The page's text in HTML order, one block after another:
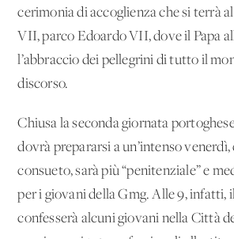
cerimonia di accoglienza che si terrà
VII, parco Edoardo VII, dove il Papa
l’abbraccio dei pellegrini di tutto il
discorso.
Chiusa la seconda giornata
dovrà prepararsi a un’intenso venerdì,
consueto, sarà più “penitenziale” e
per i giovani della Gmg. Alle 9, infatti,
confesserà alcuni giovani nella Città